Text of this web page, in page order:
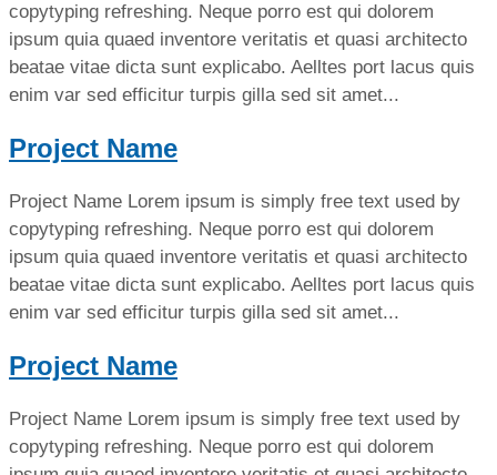
copytyping refreshing. Neque porro est qui dolorem
ipsum quia quaed inventore veritatis et quasi architecto
beatae vitae dicta sunt explicabo. Aelltes port lacus quis
enim var sed efficitur turpis gilla sed sit amet...
Project Name
Project Name Lorem ipsum is simply free text used by
copytyping refreshing. Neque porro est qui dolorem
ipsum quia quaed inventore veritatis et quasi architecto
beatae vitae dicta sunt explicabo. Aelltes port lacus quis
enim var sed efficitur turpis gilla sed sit amet...
Project Name
Project Name Lorem ipsum is simply free text used by
copytyping refreshing. Neque porro est qui dolorem